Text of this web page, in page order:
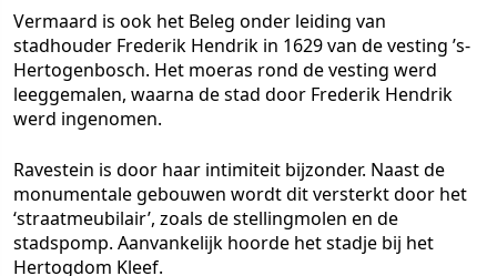
Vermaard is ook het Beleg onder leiding van
stadhouder Frederik Hendrik in 1629 van devesting ’s-
Hertogenbosch. Het moeras rond de vesting werd
leeggemalen, waarna de stad door Frederik Hendrik
werd ingenomen.
Ravestein is door haar intimiteit bijzonder. Naast de
monumentale gebouwen wordt dit versterkt door het
‘straatmeubilair’, zoals de stellingmolen en de
stadspomp. Aanvankelijk hoorde het stadje bij het
Hertogdom Kleef.